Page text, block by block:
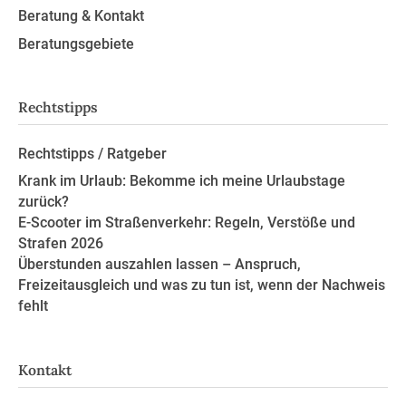
Beratung & Kontakt
Beratungsgebiete
Rechtstipps
Rechtstipps / Ratgeber
Krank im Urlaub: Bekomme ich meine Urlaubstage
zurück?
E-Scooter im Straßenverkehr: Regeln, Verstöße und
Strafen 2026
Überstunden auszahlen lassen – Anspruch,
Freizeitausgleich und was zu tun ist, wenn der Nachweis
fehlt
Kontakt